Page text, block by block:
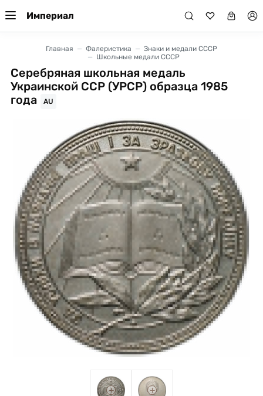
Империал
Главная Фалеристика
Знаки и медали СССР
Школьные медали СССР
Серебряная школьная медаль
Украинской ССР (УРСР) образца 1985
года
AU
+ +